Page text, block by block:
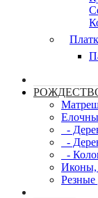
-
-
-
Иконы,